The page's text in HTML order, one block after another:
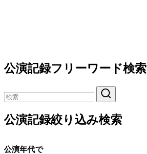
公演記録フリーワード検索
公演記録絞り込み検索
公演年代で